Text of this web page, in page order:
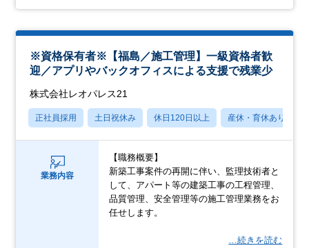
※資格保有者※【福島／施工管理】一級資格者歓
迎／アプリやバックオフィスによる支援で残業少
株式会社レオパレス21
正社員採用 土日祝休み 休日120日以上 産休・育休あり
業務内容
【職務概要】
新築工事案件の再開に伴い、監理技術者と
して、アパート等の建築工事の工程管理、
品質管理、安全管理等の施工管理業務をお
任せします。
…続きを読む